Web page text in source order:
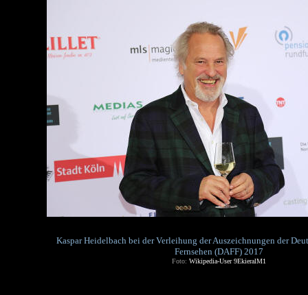
Kaspar Heidelbach bei der Verleihung der Auszeichnungen der
Fernsehen (DAFF) 2017
Foto: Wikipedia-User 9EkieralM1